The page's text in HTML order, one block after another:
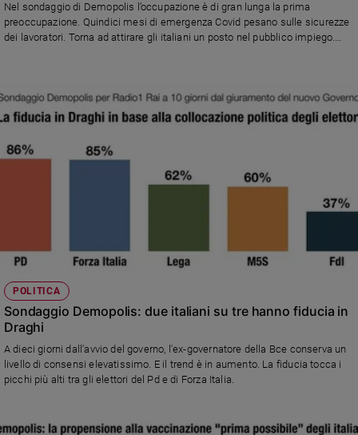
Nel sondaggio di Demopolis l’occupazione è di gran lunga la prima
preoccupazione. Quindici mesi di emergenza Covid pesano sulle sicurezze
dei lavoratori. Torna ad attirare gli italiani un posto nel pubblico impiego.
POLITICA
Sondaggio Demopolis: due italiani su tre hanno fiducia in
Draghi
A dieci giorni dall'avvio del governo, l'ex-governatore della Bce conserva un
livello di consensi elevatissimo. E il trend è in aumento. La fiducia tocca i
picchi più alti tra gli elettori del Pd e di Forza Italia.